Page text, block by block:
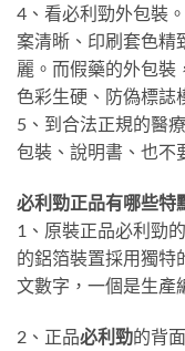
4、看必利勁外包裝
案清晰、印刷套色精
麗。而假藥的外包裝
色彩生硬、防偽標誌
5、到合法正規的醫
包裝、說明書、也不
必利勁正品有哪些特
1、原裝正品必利勁
的鋁箔裝置採用獨特
文數字，一個是生產
2、正品必利勁的背